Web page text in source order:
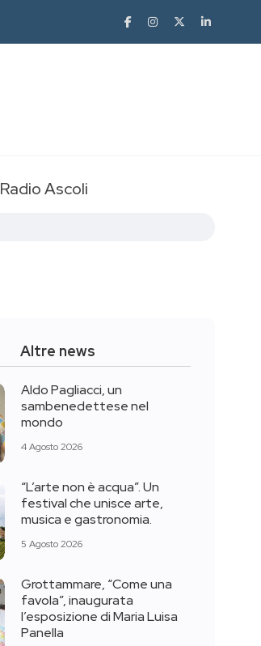
Radio Ascoli
Altre news
Aldo Pagliacci, un
sambenedettese nel
mondo
4 Agosto 2026
“L’arte non è acqua”. Un
festival che unisce arte,
musica e gastronomia.
5 Agosto 2026
Grottammare, “Come una
favola”, inaugurata
l’esposizione di Maria Luisa
Panella